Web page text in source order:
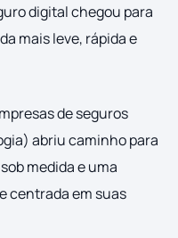
digital chegou para
mais leve, rápida e
de seguros
abriu caminho para
medida e uma
centrada em suas